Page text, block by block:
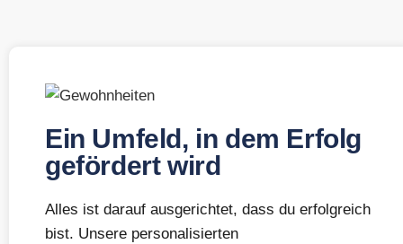
Ein Umfeld, in dem Erfolg
gefördert wird
Alles ist darauf ausgerichtet, dass du erfolgreich
bist. Unsere personalisierten